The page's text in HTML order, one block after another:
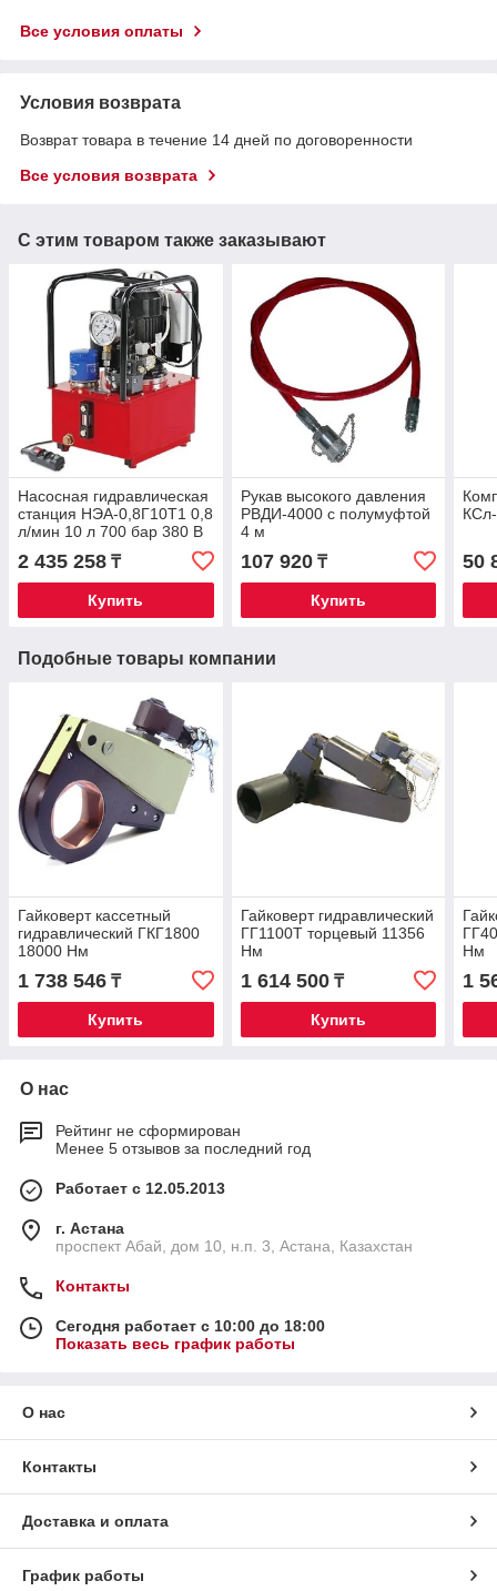
Все условия оплаты
Условия возврата
Возврат товара в течение 14 дней по договоренности
Все условия возврата
С этим товаром также заказывают
Насосная гидравлическая
станция НЭА-0,8Г10Т1 0,8
л/мин 10 л 700 бар 380 В
2 435 258 ₸
Купить
Рукав высокого давления
РВДИ-4000 с полумуфтой
4 м
107 920₸
Купить
50
Подобные товары компании
Гайковерт кассетный
гидравлический ГКГ1800
18000 Нм
1 738 546 ₸
Купить
Гайковерт гидравлический
ГГ1100Т торцевый 11356
Нм
1 614 500₸
Купить
Нм
1
О нас
Рейтинг не сформирован
Менее 5 отзывов за последний год
Работает с 12.05.2013
г. Астана
проспект Абай, дом 10, н.п. 3, Астана, Казахстан
Контакты
Сегодня работает с 10:00 до 18:00
Показать весь график работы
О нас
Контакты
Доставка и оплата
График работы